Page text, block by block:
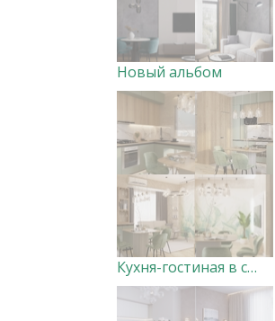
Новый альбом
Кухня-гостиная в современном стиле в жизнерадостных тонах